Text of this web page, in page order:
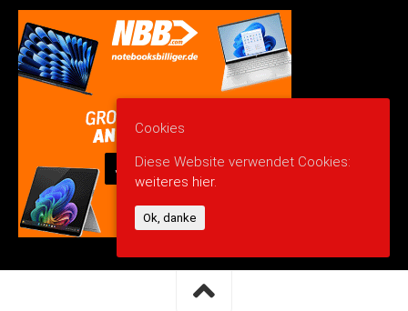
Cookies
Diese Website verwendet Cookies:
weiteres hier.
Ok, danke